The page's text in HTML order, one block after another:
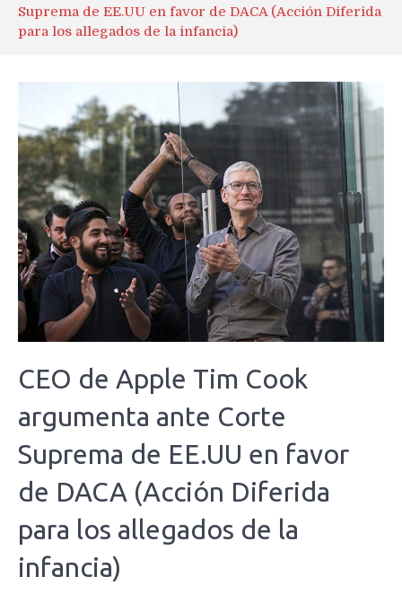
Suprema de EE.UU en favor de DACA (Acción Diferida
para los allegados de la infancia)
CEO de Apple Tim Cook
argumenta ante Corte
Suprema de EE.UU en favor
de DACA (Acción Diferida
para los allegados de la
infancia)